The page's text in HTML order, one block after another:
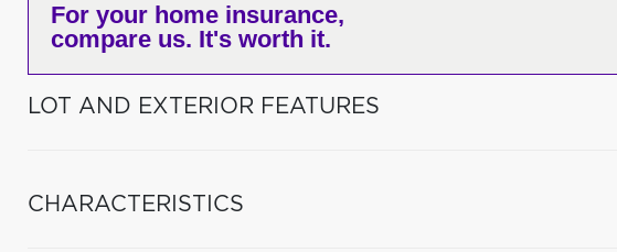
For your home insurance,
compare us. It's worth it.
LOT AND EXTERIOR FEATURES
CHARACTERISTICS